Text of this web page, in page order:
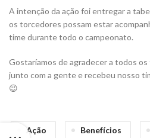
A intenção da ação foi entregar a
os torcedores possam estar
time durante todo o campeonato.
Gostaríamos de agradecer a todos
junto com a gente e recebeu nosso
😉
Ação Benefícios